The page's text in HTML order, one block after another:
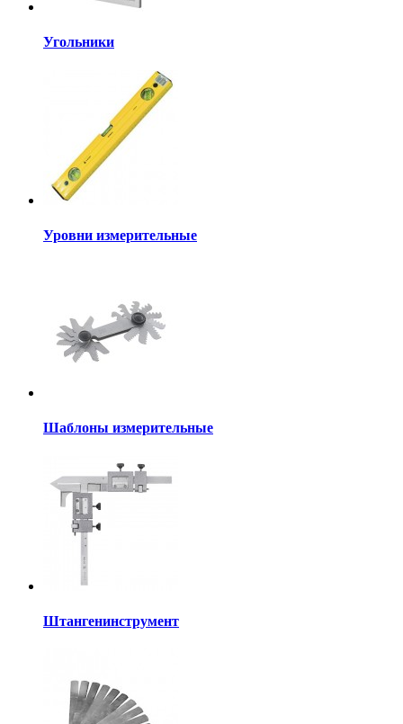
Угольники
Уровни измерительные
Шаблоны измерительные
Штангенинструмент